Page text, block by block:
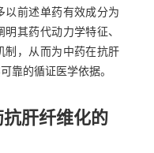
以前述单药有效成分为
其药代动力学特征、
制，从而为中药在抗肝
靠的循证医学依据。
肝纤维化的